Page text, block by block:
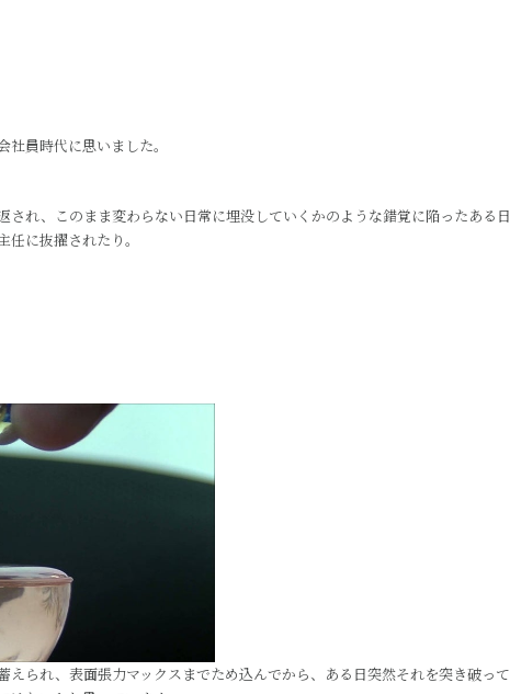
員時代に思いました。
され、このまま変わらない日常に埋没していくかのような錯覚に陥ったある日
に抜擢されたり。
えられ、表面張力マックスまでため込んでから、ある日突然それを突き破って